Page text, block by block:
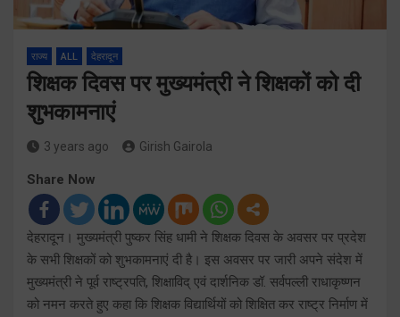
राज्य ALL देहरादून
शिक्षक दिवस पर मुख्यमंत्री ने शिक्षकों को दी
शुभकामनाएं
3 years ago Girish Gairola
Share Now
देहरादून। मुख्यमंत्री पुष्कर सिंह धामी ने शिक्षक दिवस के अवसर पर प्रदेश
के सभी शिक्षकों को शुभकामनाएं दी है। इस अवसर पर जारी अपने संदेश में
मुख्यमंत्री ने पूर्व राष्ट्रपति, शिक्षाविद् एवं दार्शनिक डॉ. सर्वपल्ली राधाकृष्णन
को नमन करते हुए कहा कि शिक्षक विद्यार्थियों को शिक्षित कर राष्ट्र निर्माण में